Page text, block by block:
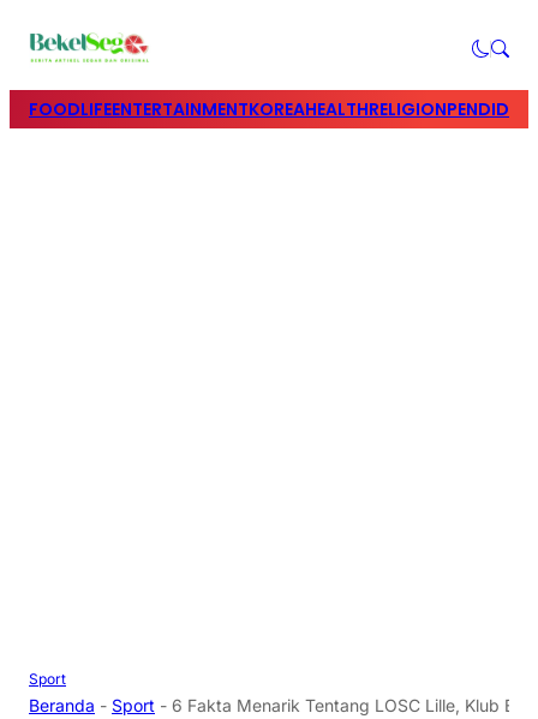
FOODLIFEENTERTAINMENTKOREAHEALTHRELIGION
Sport
Beranda - Sport - 6 Fakta Menarik Tentang LOSC Lille, Klub